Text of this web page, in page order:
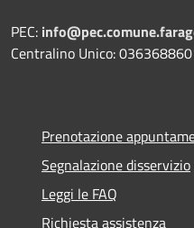
PEC:
Centralino Unico:
Prenotazione
Segnalazione disservizio
Leggi le FAQ
Richiesta assistenza